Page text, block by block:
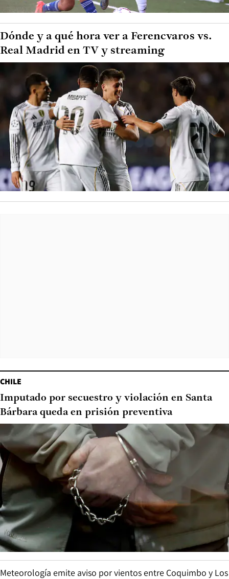
Dónde y a qué hora ver a Ferencvaros vs.
Real Madrid en TV y streaming
CHILE
Imputado por secuestro y violación en Santa
Bárbara queda en prisión preventiva
Meteorología emite aviso por vientos entre Coquimbo y Los